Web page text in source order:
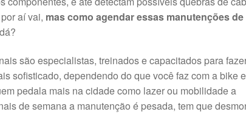
aí vai, mas como agendar essas manutenções de
são especialistas, treinados e capacitados para
sofisticado, dependendo do que você faz com a bike e
pedala mais na cidade como lazer ou mobilidade a
de semana a manutenção é pesada, tem que